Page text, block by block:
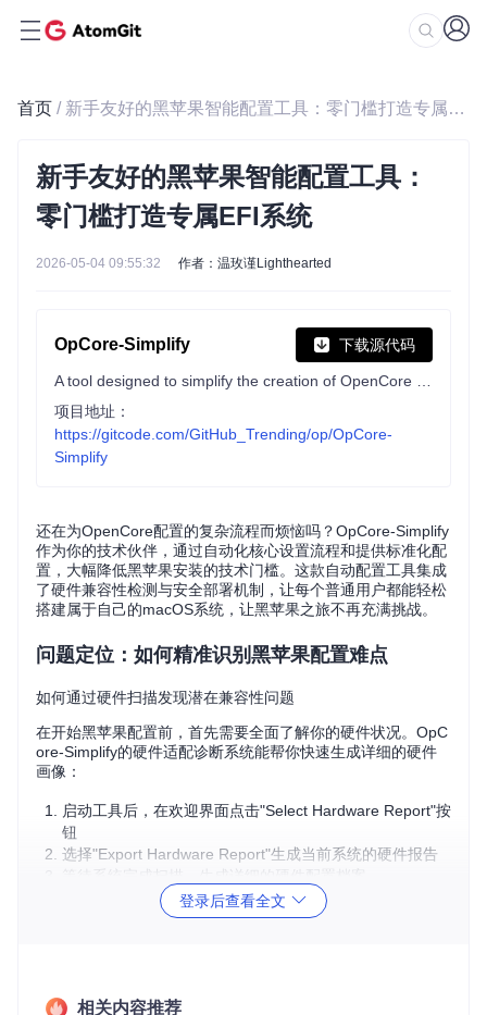
首页 / 新手友好的黑苹果智能配置工具：零门槛打造专属EFI系统
新手友好的黑苹果智能配置工具：
零门槛打造专属EFI系统
2026-05-04 09:55:32 作者：温玫谨Lighthearted
OpCore-Simplify 下载源代码
项目地址：
https://gitcode.com/GitHub_Trending/op/OpCore-
Simplify
还在为OpenCore配置的复杂流程而烦恼吗？OpCore-Simplify
作为你的技术伙伴，通过自动化核心设置流程和提供标准化配
置，大幅降低黑苹果安装的技术门槛。这款自动配置工具集成
了硬件兼容性检测与安全部署机制，让每个普通用户都能轻松
搭建属于自己的macOS系统，让黑苹果之旅不再充满挑战。
问题定位：如何精准识别黑苹果配置难点
如何通过硬件扫描发现潜在兼容性问题
在开始黑苹果配置前，首先需要全面了解你的硬件状况。OpC
ore-Simplify的硬件适配诊断系统能帮你快速生成详细的硬件
画像：
启动工具后，在欢迎界面点击"Select Hardware Report"按
钮
选择"Export Hardware Report"生成当前系统的硬件报告
与参数。
登录后查看全文
相关内容推荐